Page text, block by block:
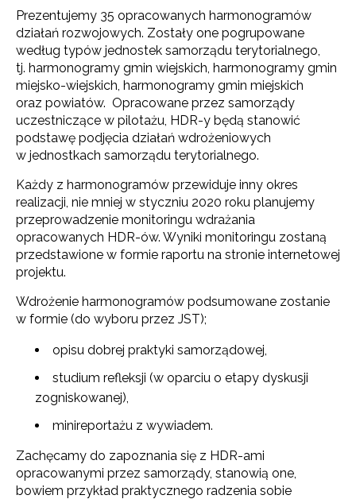
Prezentujemy 35 opracowanych harmonogramów
działań rozwojowych. Zostały one pogrupowane
według typów jednostek samorządu terytorialnego,
tj. harmonogramy gmin wiejskich, harmonogramy gmin
miejsko-wiejskich, harmonogramy gmin miejskich
oraz powiatów. Opracowane przez samorządy
uczestniczące w pilotażu, HDR-y będą stanowić
podstawę podjęcia działań wdrożeniowych
w jednostkach samorządu terytorialnego.
Każdy z harmonogramów przewiduje inny okres
realizacji, nie mniej w styczniu 2020 roku planujemy
przeprowadzenie monitoringu wdrażania
opracowanych HDR-ów. Wyniki monitoringu zostaną
przedstawione w formie raportu na stronie internetowej
projektu.
Wdrożenie harmonogramów podsumowane zostanie
w formie (do wyboru przez JST);
opisu dobrej praktyki samorządowej,
studium refleksji (w oparciu o etapy dyskusji
zogniskowanej),
minireportażu z wywiadem.
Zachęcamy do zapoznania się z HDR-ami
opracowanymi przez samorządy, stanowią one,
bowiem przykład praktycznego radzenia sobie